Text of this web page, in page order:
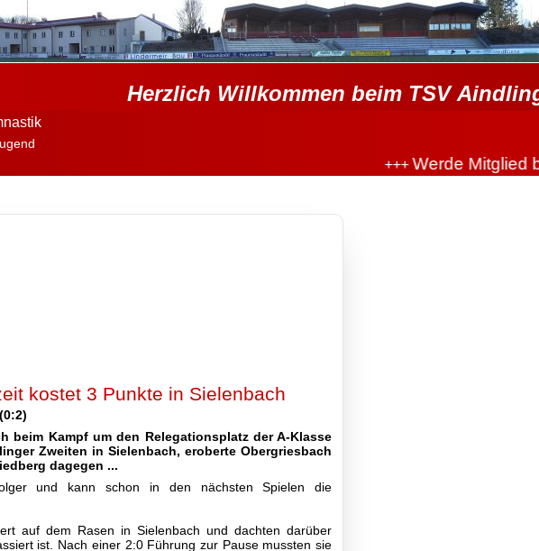
Herzlich Willkommen beim TSV
+++Werde Mitglied
kostet 3 Punkte in Sielenbach
beim Kampf um den Relegationsplatz der A-Klasse
Zweiten in Sielenbach, eroberte Obergriesbach
dagegen ...
und kann schon in den nächsten Spielen die
auf dem Rasen in Sielenbach und dachten darüber
ist. Nach einer 2:0 Führung zur Pause mussten sie